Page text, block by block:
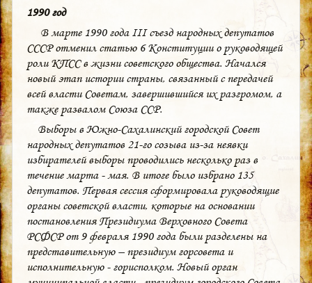
1990 год
В марте 1990 года III съезд народных депутатов
СССР отменил статью 6 Конституции о руководящей
роли КПСС в жизни советского общества. Начался
новый этап истории страны, связанный с передачей
всей власти Советам, завершившийся их разгромом, а
также развалом Союза ССР.
Выборы в Южно-Сахалинский городской Совет
народных депутатов 21-го созыва из-за неявки
избирателей выборы проводились несколько раз в
течение марта - мая. В итоге было избрано 135
депутатов. Первая сессия сформировала руководящие
органы советской власти, которые на основании
постановления Президиума Верховного Совета
РСФСР от 9 февраля 1990 года были разделены на
представительную – президиум горсовета и
исполнительную - горисполком. Новый орган